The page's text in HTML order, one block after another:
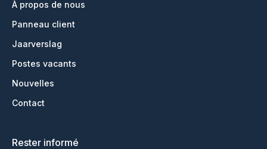
À propos de nous
Panneau client
Jaarverslag
Postes vacants
Nouvelles
Contact
Rester informé